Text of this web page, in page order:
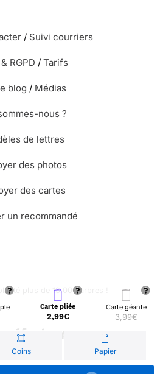
Carte pliée
2,99€
Carte géante
3,99€
Coins Papier
/ Suivi courriers
RGPD / Tarifs
blog / Médias
nous ?
de lettres
des photos
des cartes
un recommandé
plus de 13.000 arbres !
© Merci Facteur